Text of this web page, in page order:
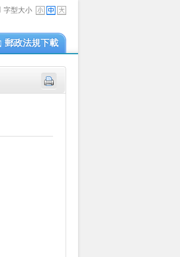
字型大小
郵政法規下載